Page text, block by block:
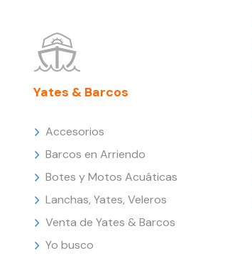
Yates & Barcos
Accesorios
Barcos en Arriendo
Botes y Motos Acuáticas
Lanchas, Yates, Veleros
Venta de Yates & Barcos
Yo busco